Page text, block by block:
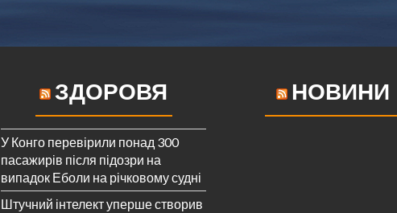
ЗДОРОВЯ
У Конго перевірили понад 300
пасажирів після підозри на
випадок Еболи на річковому судні
Штучний інтелект уперше створив
НОВИНИ